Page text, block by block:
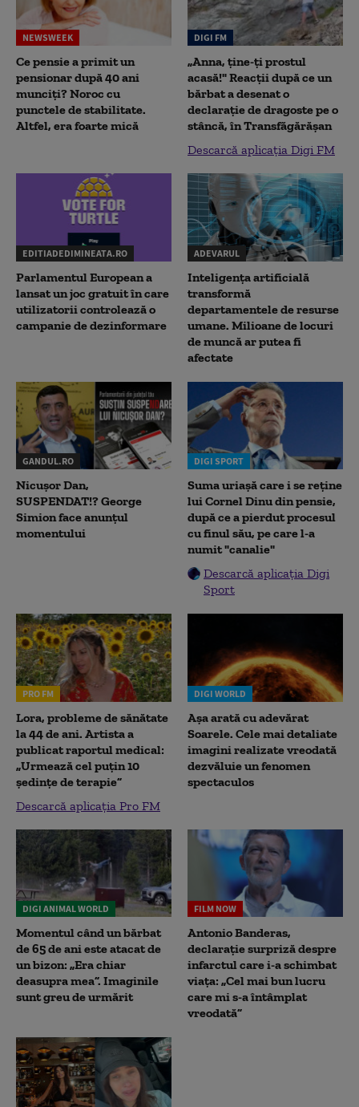
NEWSWEEK
Ce pensie a primit un
pensionar după 40 ani
munciți? Noroc cu
punctele de stabilitate.
Altfel, era foarte mică
DIGI FM
„Anna, ţine-ţi prostul
acasă!" Reacţii după ce un
bărbat a desenat o
declaraţie de dragoste pe o
stâncă, în Transfăgărăşan
Descarcă aplicația Digi FM
EDITIADEDIMINEATA.RO
Parlamentul European a
lansat un joc gratuit în care
utilizatorii controlează o
campanie de dezinformare
ADEVARUL
Inteligența artificială
transformă
departamentele de resurse
umane. Milioane de locuri
de muncă ar putea fi
afectate
GANDUL.RO
Nicușor Dan,
SUSPENDAT!? George
Simion face anunțul
momentului
DIGI SPORT
Suma uriașă care i se reține
lui Cornel Dinu din pensie,
după ce a pierdut procesul
cu finul său, pe care l-a
numit "canalie"
Descarcă aplicația Digi
Sport
PRO FM
Lora, probleme de sănătate
la 44 de ani. Artista a
publicat raportul medical:
„Urmează cel puțin 10
ședințe de terapie”
Descarcă aplicația Pro FM
DIGI WORLD
Așa arată cu adevărat
Soarele. Cele mai detaliate
imagini realizate vreodată
dezvăluie un fenomen
spectaculos
DIGI ANIMAL WORLD
Momentul când un bărbat
de 65 de ani este atacat de
un bizon: „Era chiar
deasupra mea”. Imaginile
sunt greu de urmărit
FILM NOW
Antonio Banderas,
declarație surpriză despre
infarctul care i-a schimbat
viața: „Cel mai bun lucru
care mi s-a întâmplat
vreodată”